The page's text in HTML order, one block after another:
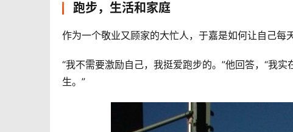
跑步，生活和家庭
作为一个敬业又顾家的大忙人，于嘉是如何让自己每
“我不需要激励自己，我挺爱跑步的。”他回答，“我
生。”